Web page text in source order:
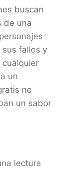
buscan
de una
fallos y
un
no
un sabor
lectura